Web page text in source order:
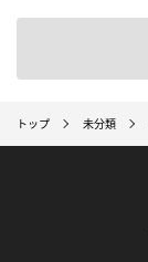
トップ 未分類